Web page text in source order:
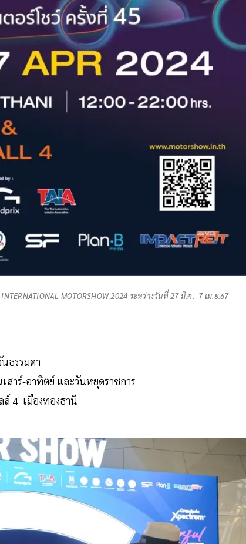
MOTORSHOW 2024 ระหว่างวันที่ 27 มี.ค. -7 เม.ย.67
ธรรมดา
สาร์-อาทิตย์ และวันหยุดราชการ
4 เมืองทองธานี